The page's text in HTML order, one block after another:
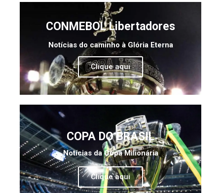
CONMEBOL Libertadores
Notícias do caminho à Glória Eterna
Clique aqui
COPA DO BRASIL
Notícias da Copa Milionária
Clique aqui